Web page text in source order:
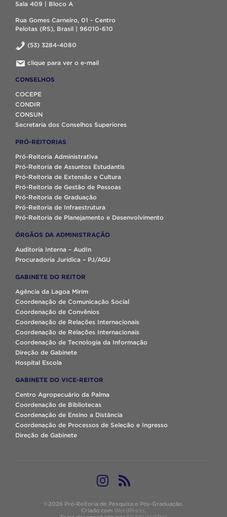
Sala 409 | Bloco A
Rua Gomes Carneiro, 01 - Centro
Pelotas (RS), Brasil | 96010-610
(53) 3284-4080
clique para ver o e-mail
CONSELHOS
COCEPE
CONDIR
CONSUN
Secretaria dos Conselhos Superiores
PRÓ-REITORIAS
Pró-Reitoria Administrativa
Pró-Reitoria de Assuntos Estudantis
Pró-Reitoria de Extensão e Cultura
Pró-Reitoria de Gestão de Pessoas
Pró-Reitoria de Graduação
Pró-Reitoria de Infraestrutura
Pró-Reitoria de Planejamento e Desenvolvimento
ÓRGÃOS DA ADMINISTRAÇÃO
Auditoria Interna – AudIn
Procuradoria Jurídica – PJ/AGU
GABINETE DO REITOR
Agência da Lagoa Mirim
Coordenação de Comunicação Social
Coordenação de Convênios
Coordenação de Relações Internacionais
Coordenação de Relações Internacionais
Coordenação de Tecnologia da Informação
Direção de Gabinete
Hospital Escola
GABINETE DO VICE-REITOR
Centro Agropecuário da Palma
Coordenação de Bibliotecas
Coordenação de Ensino a Distância
Coordenação de Processos de Seleção e Ingresso
Direção de Gabinete
©2026 Pró-Reitoria de Pesquisa e Pós-Graduação.
Criado com WordPress.